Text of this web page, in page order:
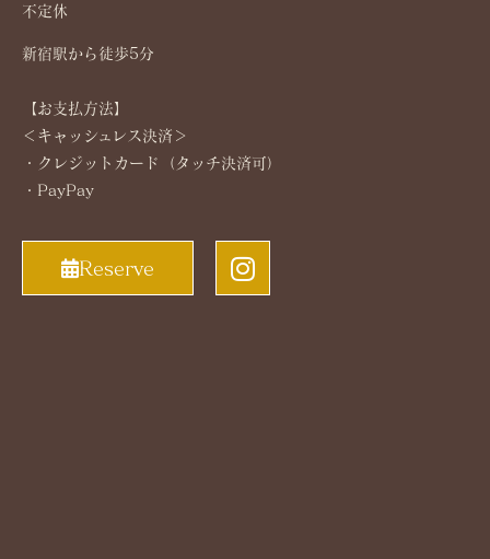
不定休
新宿駅から徒歩5分
【お支払方法】
＜キャッシュレス決済＞
・クレジットカード（タッチ決済可）
・PayPay
Reserve